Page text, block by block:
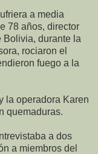
a media
78 años, director
Bolivia, durante la
rociaron el
fuego a la
la operadora Karen
quemaduras.
a dos
a miembros del